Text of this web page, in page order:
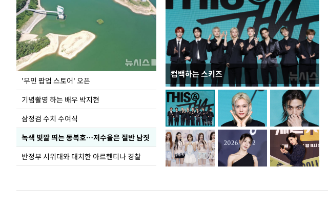
'무민 팝업 스토어' 오픈
기념촬영 하는 배우 박지현
삼정검 수치 수여식
녹색 빛깔 띄는 동복호…저수율은 절반 남짓
반정부 시위대와 대치한 아르헨티나 경찰
컴백하는 스키즈
이 대통령, 국가폭력 피해자에 위로·사과…"국가
가 책임지고 치유"